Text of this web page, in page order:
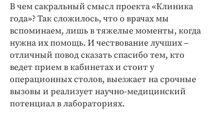
В чем сакральный смысл проекта «Клиника
года»? Так сложилось, что о врачах мы
вспоминаем, лишь в тяжелые моменты, когда
нужна их помощь. И чествование лучших –
отличный повод сказать спасибо тем, кто
ведет прием в кабинетах и стоит у
операционных столов, выезжает на срочные
вызовы и реализует научно-медицинский
потенциал в лабораториях.